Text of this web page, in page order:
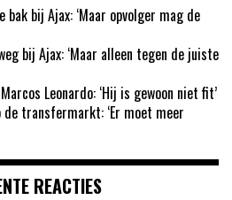
bij Ajax: ‘Maar opvolger mag de
bij Ajax: ‘Maar alleen tegen de juiste
Leonardo: ‘Hij is gewoon niet fit’
transfermarkt: ‘Er moet meer
REACTIES